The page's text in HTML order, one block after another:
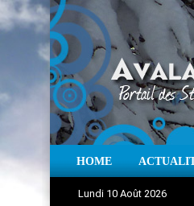
HOME
Lundi 10 Août 2026